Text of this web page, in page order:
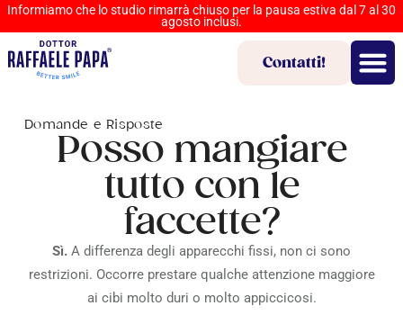
Informiamo che lo studio rimarrà chiuso per la pausa estiva dal 7 al 30
agosto inclusi.
Contatti!
Domande e Risposte
Posso mangiare
tutto con le
faccette?
Sì. A differenza degli apparecchi fissi, non ci sono
restrizioni. Occorre prestare qualche attenzione maggiore
ai cibi molto duri o molto appiccicosi.